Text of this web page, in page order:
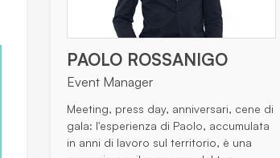
PAOLO ROSSANIGO
Event Manager
Meeting, press day, anniversari, cene di
gala: l'esperienza di Paolo, accumulata
in anni di lavoro sul territorio, è una